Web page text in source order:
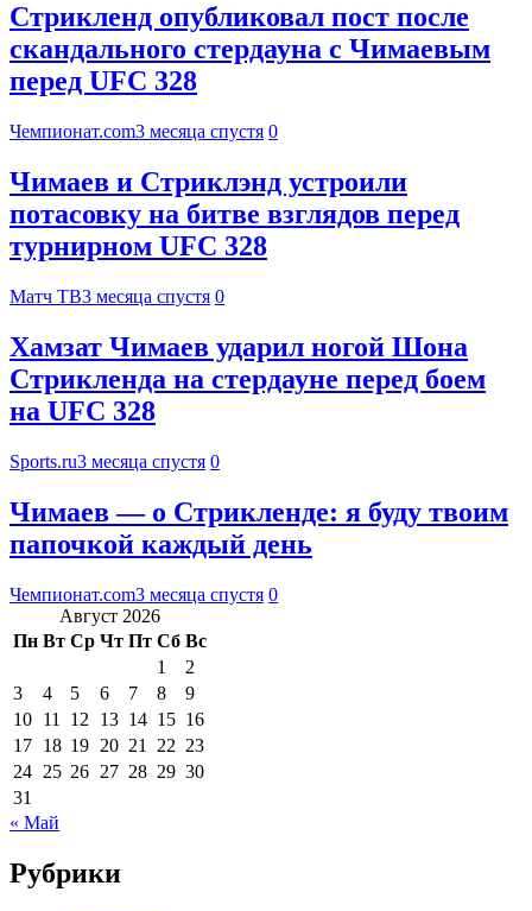
Стрикленд опубликовал пост после
скандального стердауна с Чимаевым
перед UFC 328
Чемпионат.com3 месяца спустя 0
Чимаев и Стриклэнд устроили
потасовку на битве взглядов перед
турнирном UFC 328
Матч ТВ3 месяца спустя 0
Хамзат Чимаев ударил ногой Шона
Стрикленда на стердауне перед боем
на UFC 328
Sports.ru3 месяца спустя 0
Чимаев — о Стрикленде: я буду твоим
папочкой каждый день
Чемпионат.com3 месяца спустя 0
Август 2026
Пн Вт Ср Чт Пт Сб Вс
1
2
3
4 5 6 7 8
9
10 11 12 13 14 15 16
17 18 19 20 21 22 23
24 25 26 27 28 29 30
31
« Май
Рубрики